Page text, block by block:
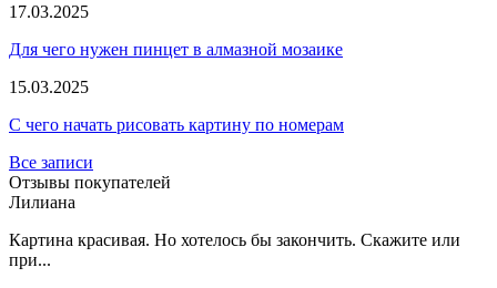
17.03.2025
Для чего нужен пинцет в алмазной мозаике
15.03.2025
С чего начать рисовать картину по номерам
Все записи
Отзывы покупателей
Лилиана
Картина красивая. Но хотелось бы закончить. Скажите или
при...